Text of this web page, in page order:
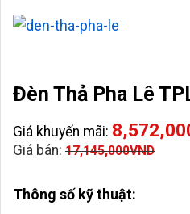
Đèn Thả Pha Lê
Giá khuyến mãi:
Giá bán: 17,145,000VND
Thông số kỹ thuật: